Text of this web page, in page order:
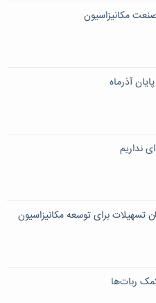
مکانیزاسیون
آذرماه
نداریم
تومان تسهیلات برای توسعه مکانیزاسیون
ربات‌ها